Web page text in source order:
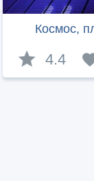
Космос,
4.4